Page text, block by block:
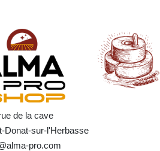
de la cave
Donat-sur-l'Herbasse
pro.com